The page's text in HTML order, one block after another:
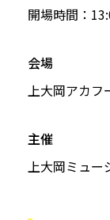
開場時間：
会場
上大岡アカ
主催
上大岡ミュ